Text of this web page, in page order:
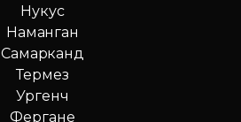
Нукус
Наманган
Самарканд
Термез
Ургенч
Фергане